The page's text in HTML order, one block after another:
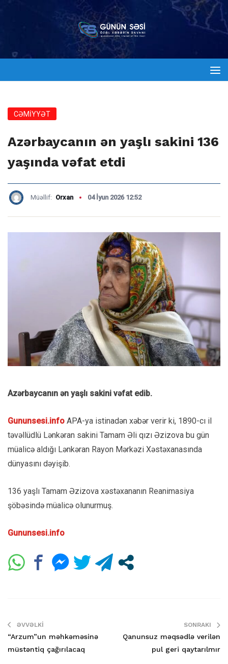
CƏMİYYƏT
Azərbaycanın ən yaşlı sakini 136
yaşında vəfat etdi
Müəllif: Orxan 04 İyun 2026 12:52
Azərbaycanın ən yaşlı sakini vəfat edib.
Gununsesi.info APA-ya istinadən xəbər verir ki, 1890-cı il
təvəllüdlü Lənkəran sakini Tamam Əli qızı Əzizova bu gün
müalicə aldığı Lənkəran Rayon Mərkəzi Xəstəxanasında
dünyasını dəyişib.
136 yaşlı Tamam Əzizova xəstəxananın Reanimasiya
şöbəsində müalicə olunurmuş.
Gununsesi.info
ƏVVƏLKI
“Arzum”un məhkəməsinə
müstəntiq çağırılacaq
SONRAKI
Qanunsuz məqsədlə verilən
pul geri qaytarılmır